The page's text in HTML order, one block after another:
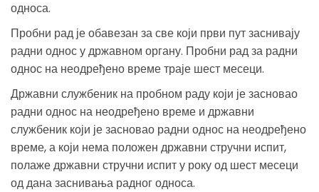
односа.
Пробни рад је обавезан за све који први пут заснивају
радни однос у државном органу. Пробни рад за радни
однос на неодређено време траје шест месеци.
Државни службеник на пробном раду који је засновао
радни однос на неодређено време и државни
службеник који је засновао радни однос на неодређено
време, а који нема положен државни стручни испит,
полаже државни стручни испит у року од шест месеци
од дана заснивања радног односа.